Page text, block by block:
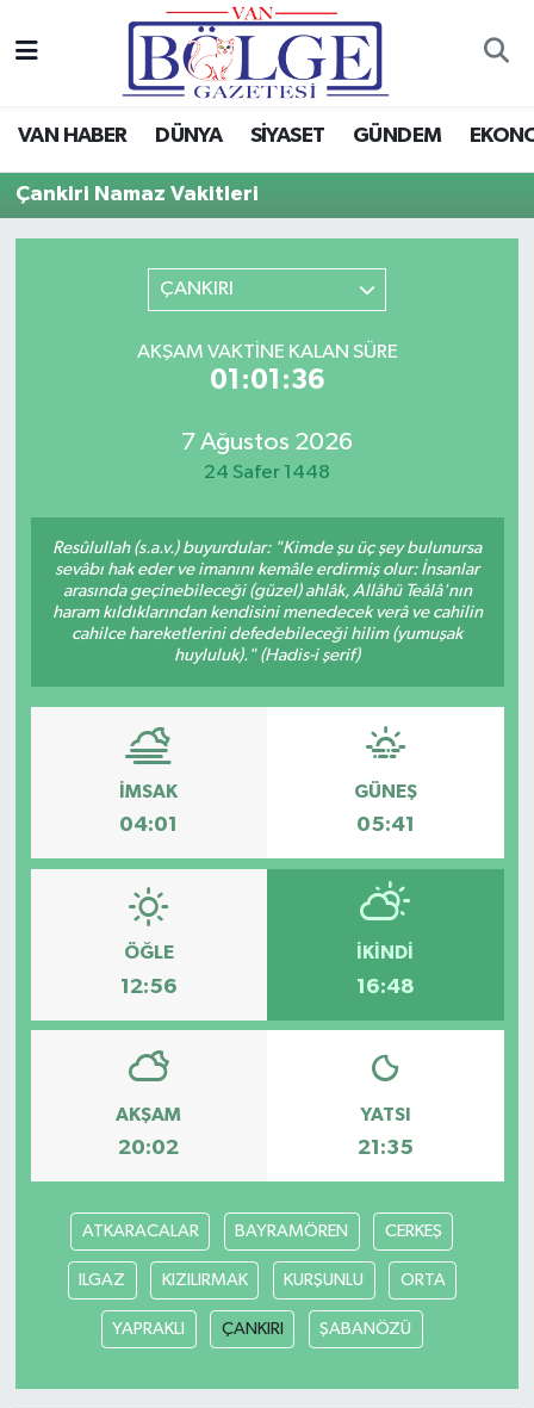
VAN HABER DÜNYA SİYASET GÜNDEM
Çankiri Namaz Vakitleri
ÇANKIRI
AKŞAM VAKTINE KALAN SÜRE
01:01:36
7 Ağustos 2026
24 Safer 1448
Resûlullah (s.a.v.) buyurdular: "Kimde şu üç şey bulunursa
sevâbı hak eder ve imanını kemâle erdirmiş olur: İnsanlar
arasında geçinebileceği (güzel) ahlâk, Allâhü Teâlâ'nın
haram kıldıklarından kendisini menedecek verâ ve cahilin
cahilce hareketlerini defedebileceği hilim (yumuşak
huyluluk)." (Hadis-i şerif)
İMSAK
04:01
GÜNEŞ
05:41
ÖĞLE
12:56
İKINDI
16:48
AKŞAM
20:02
YATSI
21:35
ATKARACALAR BAYRAMÖREN CERKEŞ
ILGAZ KIZILIRMAK KURŞUNLU ORTA
YAPRAKLI ÇANKIRI ŞABANÖZÜ
Van Haber
Dünya
RESMİ İLANLAR
Hava Durumu
Tüm Manşetler